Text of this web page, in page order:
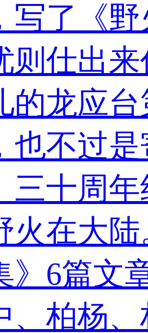
写了《
则仕出
的龙应
也不过
三十周
火在大
》6篇文
、柏杨